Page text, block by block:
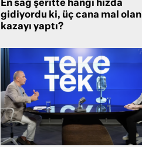
En sağ şeritte hangi hızda
gidiyordu ki, üç cana mal olan
kazayı yaptı?